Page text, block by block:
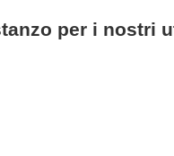
per i nostri